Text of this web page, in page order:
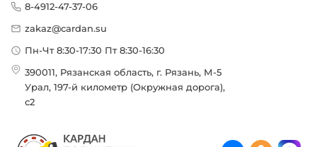
8-4912-47-37-06
zakaz@cardan.su
Пн-Чт 8:30-17:30 Пт 8:30-16:30
390011, Рязанская область, г. Рязань, М-5
Урал, 197-й километр (Окружная дорога),
с2